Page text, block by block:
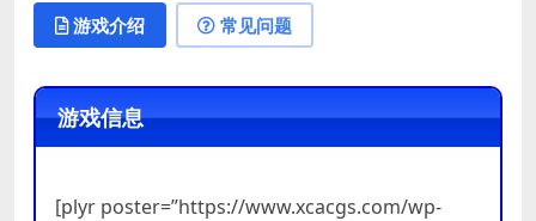
游戏介绍 常见问题
游戏信息
[plyr poster=”https://www.xcacgs.com/wp-